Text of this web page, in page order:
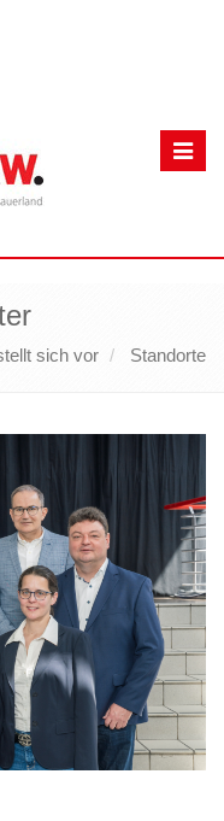
sich vor Standorte